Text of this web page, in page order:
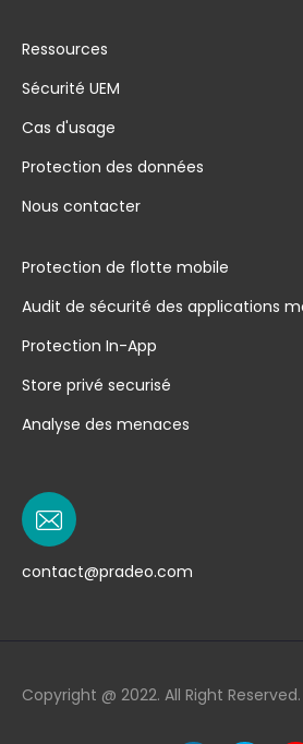
Ressources
Sécurité UEM
Cas d'usage
Protection des données
Nous contacter
Protection de flotte mobile
Audit de sécurité des applications
Protection In-App
Store privé securisé
Analyse des menaces
contact@pradeo.com
Copyright @ 2022. All Right Reserved.